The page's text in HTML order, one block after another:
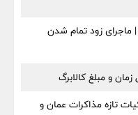
ماجرای زود تمام شدن
تازه مذاکرات عمان و